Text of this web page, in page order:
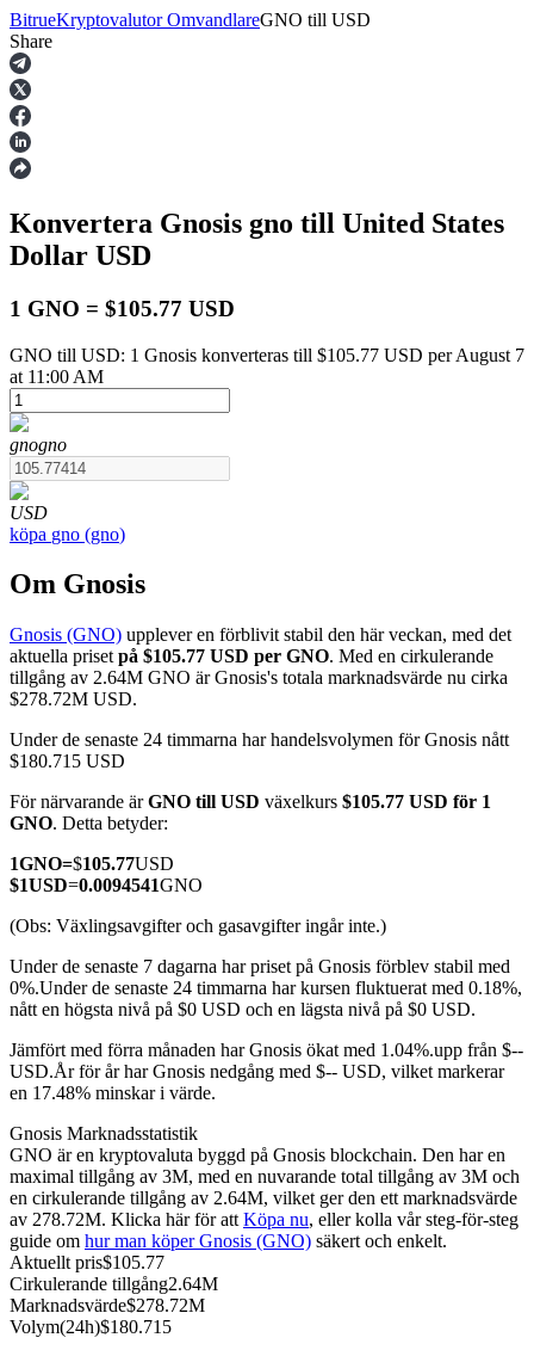
Terminer
USDT Futures
COIN-M Futures
Futures för kryptovaluta
TradFi
Derivat för aktier, valuta, ädelmetaller och råvaror
USDC Futures
Futures med USDC som säkerhet
Kopiera Trading
BitrueKryptovalutor OmvandlareGNO till USD
Share
Konvertera Gnosis gno till United States
Dollar USD
1 GNO = $105.77 USD
GNO till USD: 1 Gnosis konverteras till $105.77 USD per August 7
at 11:00 AM
gnogno
USD
köpa gno (gno)
Om Gnosis
Gnosis (GNO) upplever en förblivit stabil den här veckan, med det
aktuella priset på $105.77 USD per GNO. Med en cirkulerande
tillgång av 2.64M GNO är Gnosis's totala marknadsvärde nu cirka
$278.72M USD.
Under de senaste 24 timmarna har handelsvolymen för Gnosis nått
$180.715 USD
För närvarande ärGNO till USD växelkurs $105.77 USD för 1
GNO. Detta betyder:
1GNO=$105.77USD
$1USD=0.0094541GNO
(Obs: Växlingsavgifter och gasavgifter ingår inte.)
Under de senaste 7 dagarna har priset på Gnosis förblev stabil med
0%.Under de senaste 24 timmarna har kursen fluktuerat med 0.18%,
nått en högsta nivå på $0 USD och en lägsta nivå på $0 USD.
Jämfört med förra månaden har Gnosis ökat med 1.04%.upp från $--
USD.År för år har Gnosis nedgång med $-- USD, vilket markerar
en 17.48% minskar i värde.
Gnosis Marknadsstatistik
GNO är en kryptovaluta byggd på Gnosis blockchain. Den har en
maximal tillgång av 3M, med en nuvarande total tillgång av 3M och
en cirkulerande tillgång av 2.64M, vilket ger den ett marknadsvärde
av 278.72M. Klicka här för att Köpa nu, eller kolla vår steg-för-steg
guide om hur man köper Gnosis (GNO) säkert och enkelt.
Aktuellt pris$105.77
Cirkulerande tillgång2.64M
Marknadsvärde$278.72M
Volym(24h)$180.715